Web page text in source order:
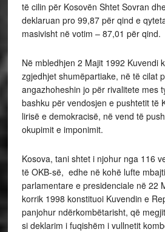
të cilin për Kosovën Shtet Sovran
deklaruan pro 99,87 për qind e
masivisht në votim – 87,01 për qind.
Në mbledhjen 2 Majit 1992 Kuvendi
zgjedhjet shumëpartiake, në të cilat
angazhoheshin jo për rivalitete mes
bashku për vendosjen e pushtetit të
lirisë e demokracisë, në vend të
okupimit e imponimit.
Kosova, tani shtet i njohur nga 116
të OKB-së, edhe në kohë lufte
parlamentare e presidenciale në 22
korrik 1998 konstituoi Kuvendin e
panjohur ndërkombëtarisht, që
si deklarim i fuqishëm i vullnetit